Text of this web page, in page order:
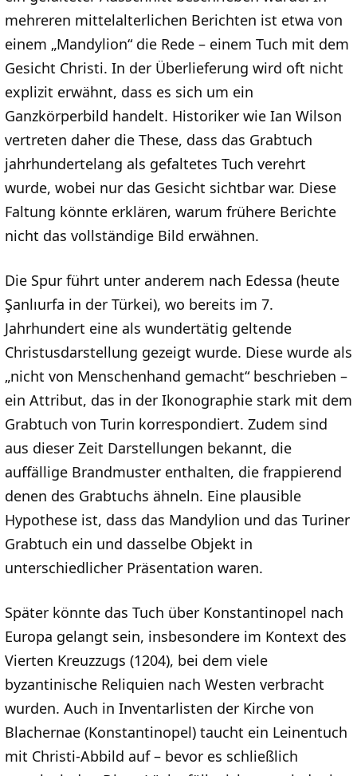
mehreren mittelalterlichen Berichten ist etwa von
einem „Mandylion“ die Rede – einem Tuch mit dem
Gesicht Christi. In der Überlieferung wird oft nicht
explizit erwähnt, dass es sich um ein
Ganzkörperbild handelt. Historiker wie Ian Wilson
vertreten daher die These, dass das Grabtuch
jahrhundertelang als gefaltetes Tuch verehrt
wurde, wobei nur das Gesicht sichtbar war. Diese
Faltung könnte erklären, warum frühere Berichte
nicht das vollständige Bild erwähnen.
Die Spur führt unter anderem nach Edessa (heute
Şanlıurfa in der Türkei), wo bereits im 7.
Jahrhundert eine als wundertätig geltende
Christusdarstellung gezeigt wurde. Diese wurde als
„nicht von Menschenhand gemacht“ beschrieben –
ein Attribut, das in der Ikonographie stark mit dem
Grabtuch von Turin korrespondiert. Zudem sind
aus dieser Zeit Darstellungen bekannt, die
auffällige Brandmuster enthalten, die frappierend
denen des Grabtuchs ähneln. Eine plausible
Hypothese ist, dass das Mandylion und das Turiner
Grabtuch ein und dasselbe Objekt in
unterschiedlicher Präsentation waren.
Später könnte das Tuch über Konstantinopel nach
Europa gelangt sein, insbesondere im Kontext des
Vierten Kreuzzugs (1204), bei dem viele
byzantinische Reliquien nach Westen verbracht
wurden. Auch in Inventarlisten der Kirche von
Blachernae (Konstantinopel) taucht ein Leinentuch
mit Christi-Abbild auf – bevor es schließlich